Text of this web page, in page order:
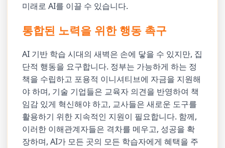
미래로 AI를 이끌 수 있습니다.
통합된 노력을 위한 행동 촉구
AI 기반 학습 시대의 새벽은 손에 닿을 수 있지만, 집
단적 행동을 요구합니다. 정부는 가능하게 하는 정
책을 수립하고 포용적 이니셔티브에 자금을 지원해
야 하며, 기술 기업들은 교육자 의견을 반영하여 책
임감 있게 혁신해야 하고, 교사들은 새로운 도구를
활용하기 위한 지속적인 지원이 필요합니다. 함께,
이러한 이해관계자들은 격차를 메우고, 성공을 확
장하며, AI가 모든 곳의 모든 학습자에게 혜택을 주